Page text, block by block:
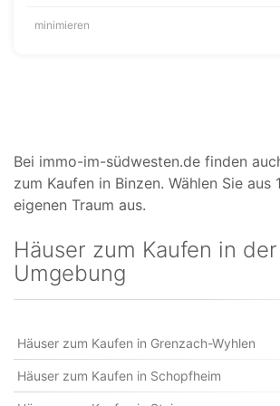
minimieren
Bei immo-im-südwesten.de finden
zum Kaufen in Binzen. Wählen Sie aus
eigenen Traum aus.
Häuser zum Kaufen in der
Umgebung
Häuser zum Kaufen in Grenzach-Wyhlen
Häuser zum Kaufen in Schopfheim